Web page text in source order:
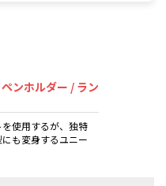
ペンホルダー / ラン
使用するが、独特
も変身するユニー